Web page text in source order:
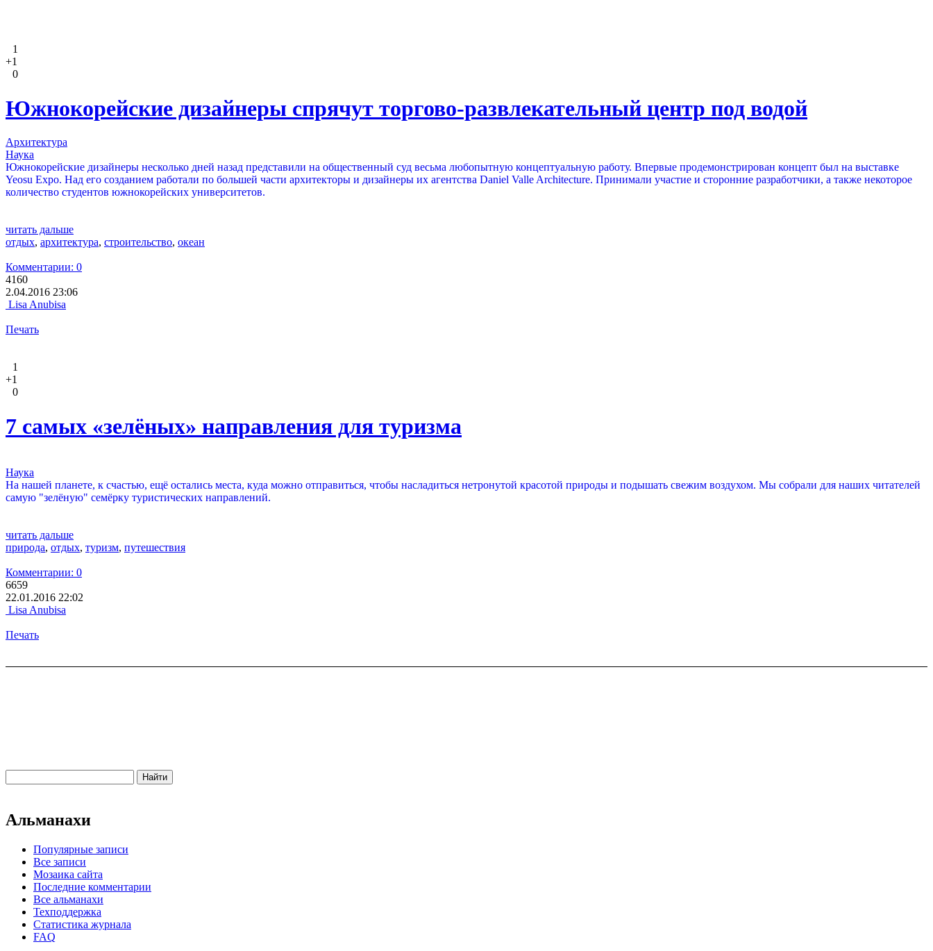
1
+1
0
Южнокорейские дизайнеры спрячут торгово-развлекательный центр под водой
Архитектура
Наука
Южнокорейские дизайнеры несколько дней назад представили на общественный суд весьма любопытную концептуальную работу. Впервые продемонстрирован концепт был на выставке
Yeosu Expo. Над его созданием работали по большей части архитекторы и дизайнеры их агентства Daniel Valle Architecture. Принимали участие и сторонние разработчики, а также некоторое
количество студентов южнокорейских университетов.
читать дальше
отдых, архитектура, строительство, океан
Комментарии: 0
4160
2.04.2016 23:06
Lisa Anubisa
Печать
1
+1
0
7 самых «зелёных» направления для туризма
Наука
На нашей планете, к счастью, ещё остались места, куда можно отправиться, чтобы насладиться нетронутой красотой природы и подышать свежим воздухом. Мы собрали для наших читателей
самую "зелёную" семёрку туристических направлений.
читать дальше
природа, отдых, туризм, путешествия
Комментарии: 0
6659
22.01.2016 22:02
Lisa Anubisa
Печать
Альманахи
Популярные записи
Все записи
Мозаика сайта
Последние комментарии
Все альманахи
Техподдержка
Статистика журнала
FAQ